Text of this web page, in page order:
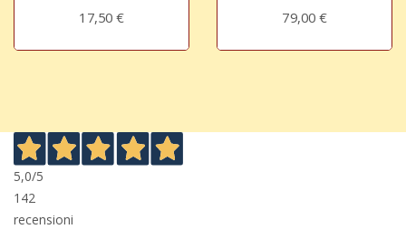
17,50 € 79,00 €
5,0/5
142
recensioni